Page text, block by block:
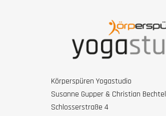
Körperspüren Yogastudio
Susanne Gupper & Christian Bechtel
Schlosserstraße 4